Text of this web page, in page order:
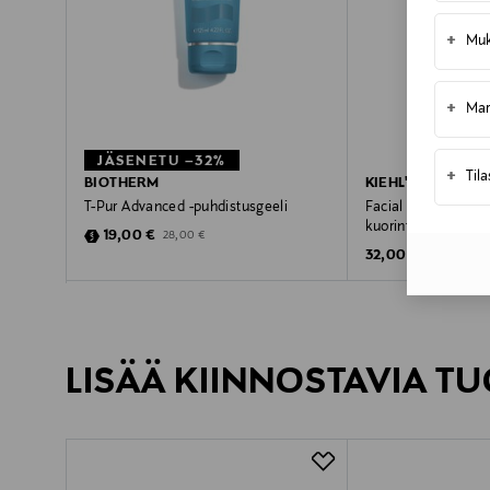
+
+
+
JÄSENETU –32%
BIOTHERM
T-Pur Advanced -puhdistusgeeli
Discounted Price
19,00 € Original Price
28,00 €
KIEHL'S
Facial Fuel
kuorinta-aine 100 ml
Original Price
32,00 €
LISÄÄ KIINNOSTAVIA